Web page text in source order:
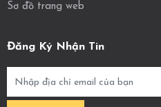
Sơ đồ trang web
Đăng Ký Nhận Tin